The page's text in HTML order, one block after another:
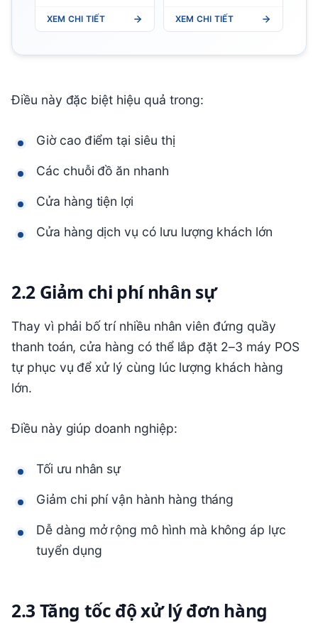
XEM CHI TIẾT XEM CHI TIẾT
Điều này đặc biệt hiệu quả trong:
Giờ cao điểm tại siêu thị
Các chuỗi đồ ăn nhanh
Cửa hàng tiện lợi
Cửa hàng dịch vụ có lưu lượng khách lớn
2.2 Giảm chi phí nhân sự
Thay vì phải bố trí nhiều nhân viên đứng quầy
thanh toán, cửa hàng có thể lắp đặt 2–3 máy POS
tự phục vụ để xử lý cùng lúc lượng khách hàng
lớn.
Điều này giúp doanh nghiệp:
Tối ưu nhân sự
Giảm chi phí vận hành hàng tháng
Dễ dàng mở rộng mô hình mà không áp lực
tuyển dụng
2.3 Tăng tốc độ xử lý đơn hàng